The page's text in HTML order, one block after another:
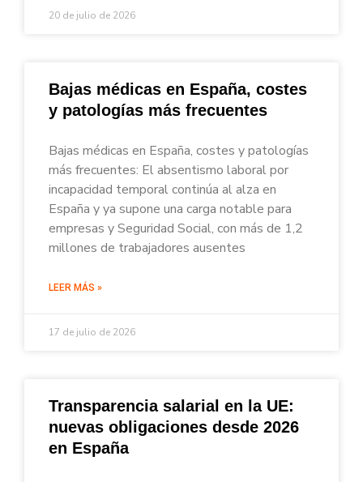
20 de julio de 2026
Bajas médicas en España, costes
y patologías más frecuentes
Bajas médicas en España, costes y patologías
más frecuentes: El absentismo laboral por
incapacidad temporal continúa al alza en
España y ya supone una carga notable para
empresas y Seguridad Social, con más de 1,2
millones de trabajadores ausentes
LEER MÁS »
17 de julio de 2026
Transparencia salarial en la UE:
nuevas obligaciones desde 2026
en España